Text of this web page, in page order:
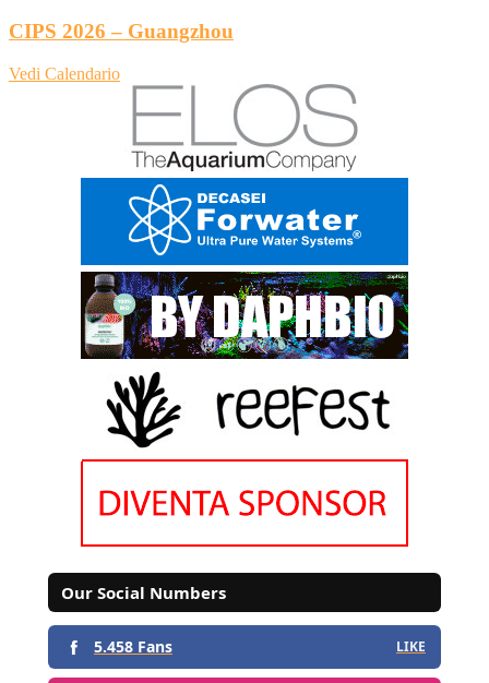
CIPS 2026 – Guangzhou
Vedi Calendario
Our Social Numbers
5.458 Fans LIKE